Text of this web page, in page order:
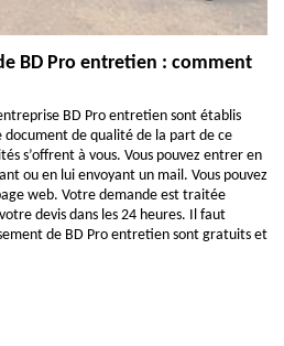
BD Pro entretien : comment
BD Pro entretien sont établis
document de qualité de la part de ce
s’offrent à vous. Vous pouvez entrer en
ou en lui envoyant un mail. Vous pouvez
web. Votre demande est traitée
devis dans les 24 heures. Il faut
de BD Pro entretien sont gratuits et